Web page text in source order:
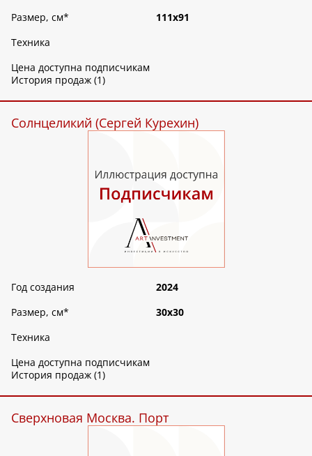
Размер, см*
111х91
Техника
Цена доступна подписчикам
История продаж (1)
Солнцеликий (Сергей Курехин)
Год создания
2024
Размер, см*
30х30
Техника
Цена доступна подписчикам
История продаж (1)
Сверхновая Москва. Порт